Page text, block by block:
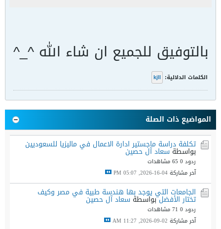
general topics to
would expect to find
here, in-files.com
has it all. We hope
you find what you
are searching for!
بالتوفيق للجميع ان شاء الله ^_^
الكلمات الدلالية: kjll
المواضيع ذات الصلة
تكلفة دراسة ماجستير ادارة الاعمال في ماليزيا للسعوديين
بواسطةسعاد آل حصين
ردود 0
65 مشاهدات
آخر مشاركة04-16-2026, 05:07 PM
الجامعات التي يوجد بها هندسة طبية في مصر وكيف
تختار الأفضلبواسطة سعاد آل حصين
ردود 0
71 مشاهدات
آخر مشاركة 02-09-2026, 11:27 AM